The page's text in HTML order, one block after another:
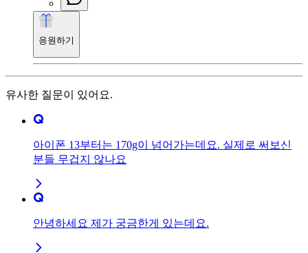
응원하기
유사한 질문이 있어요.
아이폰 13부터는 170g이 넘어가는데요. 실제로 써보신
분들 무겁지 않나요
안녕하세요 제가 궁금한게 있는데요.